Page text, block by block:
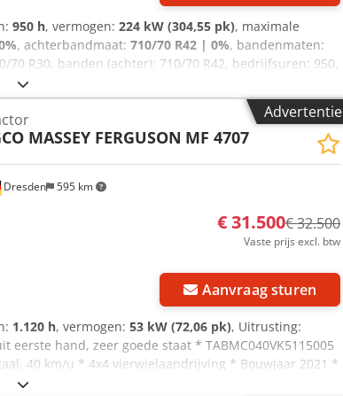
950 h, vermogen: 224 kW (304,55 pk), maximale
, achterbandmaat: 710/70 R42 | 0%, bandenmaten:
70 R30, banden (achter): 710/70 R42, bedrijfsuren: 950,
(exclusief btw). Eerste registratie: 19.12.2024,
MOTOR: * Maximaal vermogen: 224/305 kW/pk
7,4 liter AGCO Power - 74 LFNT-5D, CR, 4V *
fase 5 * Elektronische motorbesturing met
* Motortoerentalgeheugen * Powercore
* EasyCare koelerpakket * Extra brandstofforfilter
Advertentie
Dresden 595 km
MASSEY FERGUSON MF 4707
€ 31.500€ 32.500
Vaste prijs excl. btw
Aanvraag sturen
1.120 h, vermogen: 53 kW (72,06 pk), Uitrusting:
eerste hand, zeer goede staat * TABMC040VK5115005
40 km/u * 4x4 vierwielaandrijving * Bouwjaar 2021 *
voor, 420/85 R34 achter, ca. 80% Djdpfjy Ubguox